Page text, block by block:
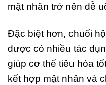
mật nhân trở nên dễ
Đặc biệt hơn, chuối
dược có nhiều tác
giúp cơ thể tiêu hóa
kết hợp mật nhân và